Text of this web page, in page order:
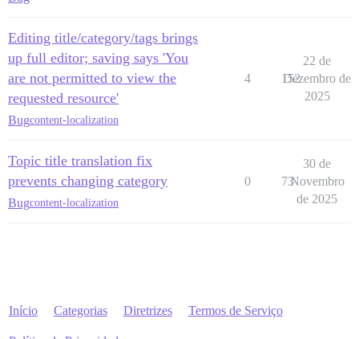
Editing title/category/tags brings
up full editor; saving says 'You
are not permitted to view the
requested resource'
Bugcontent-localization
4 152
22 de
Dezembro de
2025
Topic title translation fix
prevents changing category
Bugcontent-localization
0 73
30 de
Novembro
de 2025
Início Categorias Diretrizes Termos de Serviço